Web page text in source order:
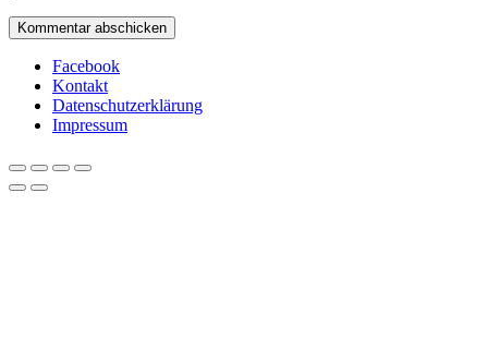
Facebook
Kontakt
Datenschutzerklärung
Impressum